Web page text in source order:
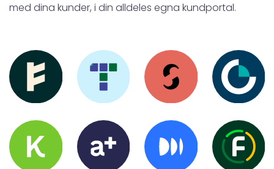
med dina kunder, i din alldeles egna kundportal.